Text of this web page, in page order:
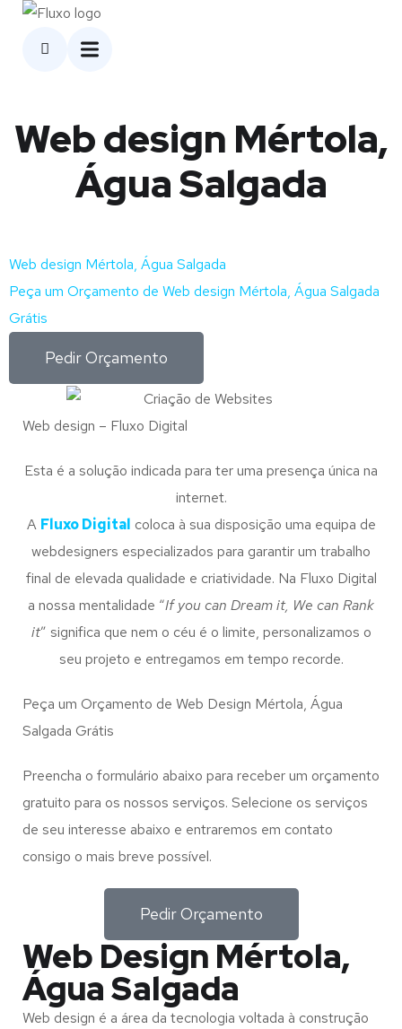
Web design Mértola,
Água Salgada
Web design Mértola, Água Salgada
Peça um Orçamento de Web design Mértola, Água Salgada
Grátis
Pedir Orçamento
Web design – Fluxo Digital
Esta é a solução indicada para ter uma presença única na
internet.
A Fluxo Digital coloca à sua disposição uma equipa de
webdesigners especializados para garantir um trabalho
final de elevada qualidade e criatividade. Na Fluxo Digital
a nossa mentalidade “If you can Dream it, We can Rank
it” significa que nem o céu é o limite, personalizamos o
seu projeto e entregamos em tempo recorde.
Peça um Orçamento de Web Design Mértola, Água
Salgada Grátis
Preencha o formulário abaixo para receber um orçamento
gratuito para os nossos serviços. Selecione os serviços
de seu interesse abaixo e entraremos em contato
consigo o mais breve possível.
Pedir Orçamento
Web Design Mértola,
Água Salgada
Web design é a área da tecnologia voltada à construção